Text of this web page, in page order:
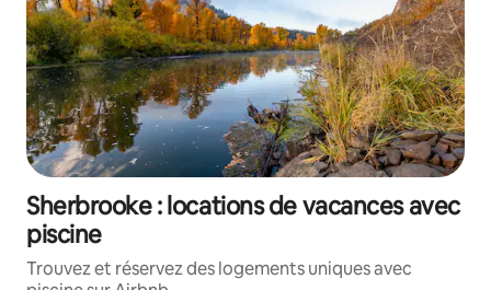
Sherbrooke : locations de vacances avec
piscine
Trouvez et réservez des logements uniques avec